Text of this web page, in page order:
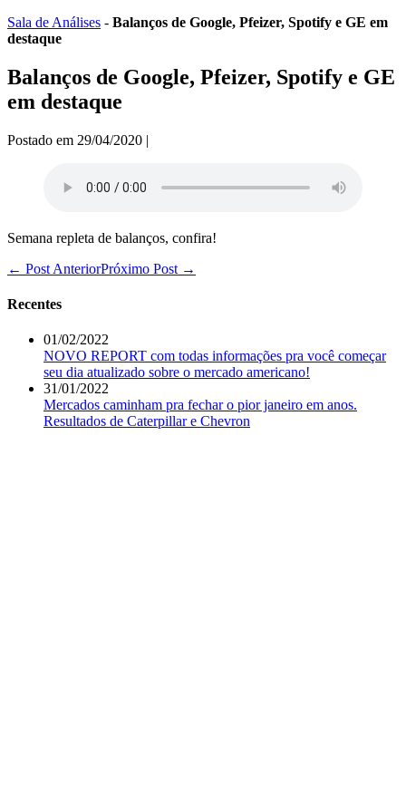
Ir
para
conteúdo
Sala de Análises - Balanços de Google, Pfeizer, Spotify e GE em
destaque
Balanços de Google, Pfeizer, Spotify e GE
em destaque
Postado em 29/04/2020 |
Semana repleta de balanços, confira!
Navegação
post
← Post AnteriorPróximo Post →
Recentes
01/02/2022
NOVO REPORT com todas informações pra você começar
seu dia atualizado sobre o mercado americano!
31/01/2022
Mercados caminham pra fechar o pior janeiro em anos.
Resultados de Caterpillar e Chevron